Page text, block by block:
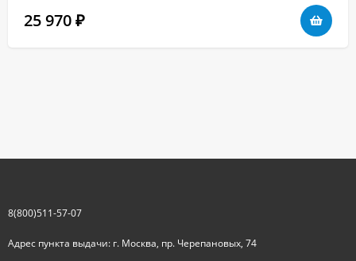
25 970 ₽
8(800)511-57-07
Адрес пункта выдачи: г. Москва, пр. Черепановых, 74